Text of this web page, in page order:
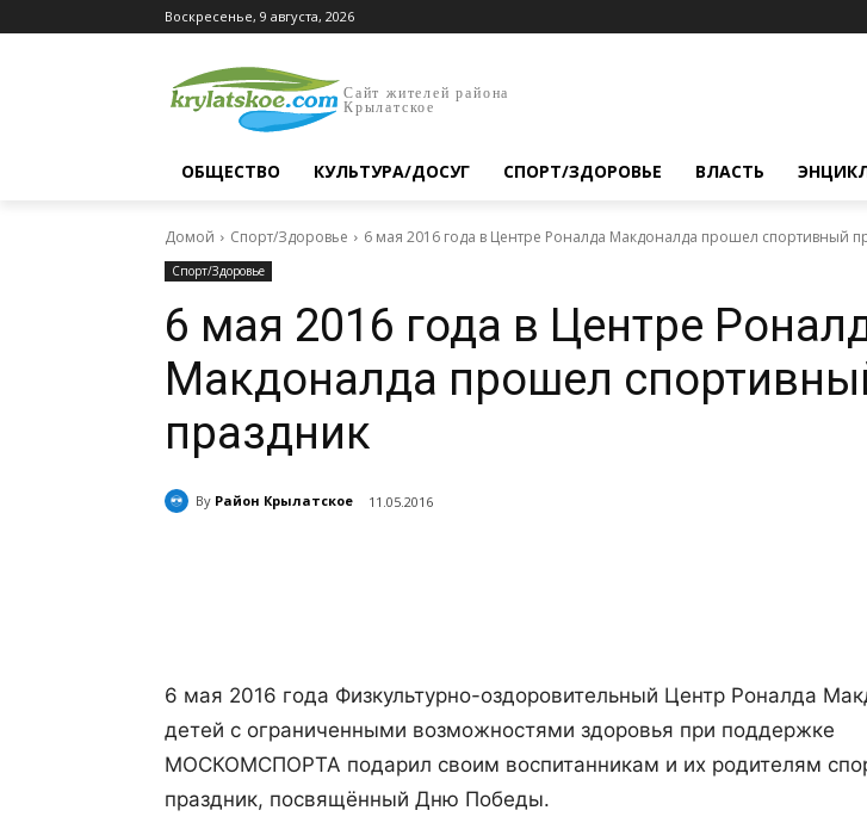
Воскресенье, 9 августа, 2026
Сайт жителей района
Крылатское
ОБЩЕСТВО КУЛЬТУРА/ДОСУГ СПОРТ/ЗДОРОВЬЕ ВЛАСТЬ
Домой Спорт/Здоровье 6 мая 2016 года в Центре Роналда Макдоналда прошел спортивный
Спорт/Здоровье
6 мая 2016 года в Центре
Макдоналда прошел
праздник
By Район Крылатское 11.05.2016
6 мая 2016 года Физкультурно-оздоровительный Центр Роналда
детей с ограниченными возможностями здоровья при поддержке
МОСКОМСПОРТА подарил своим воспитанникам и их родителям
праздник, посвящённый Дню Победы.